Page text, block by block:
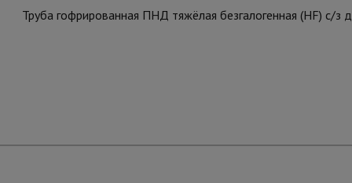
Труба гофрированная ПНД тяжёлая безгалогенная (HF) с/